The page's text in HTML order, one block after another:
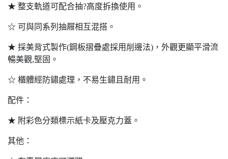
★ 整支軌道可配合抽?高度拆換使用。
☆ 可與同系列抽屜相互混搭。
★ 採美背式製作(鋼板摺疊處採用削邊法)，外觀更顯平滑流
暢美觀,堅固。
☆ 櫃體經防鏽處理，不易生鏽且耐用。
配件：
★ 附彩色分類標示紙卡及壓克力蓋。
其他：